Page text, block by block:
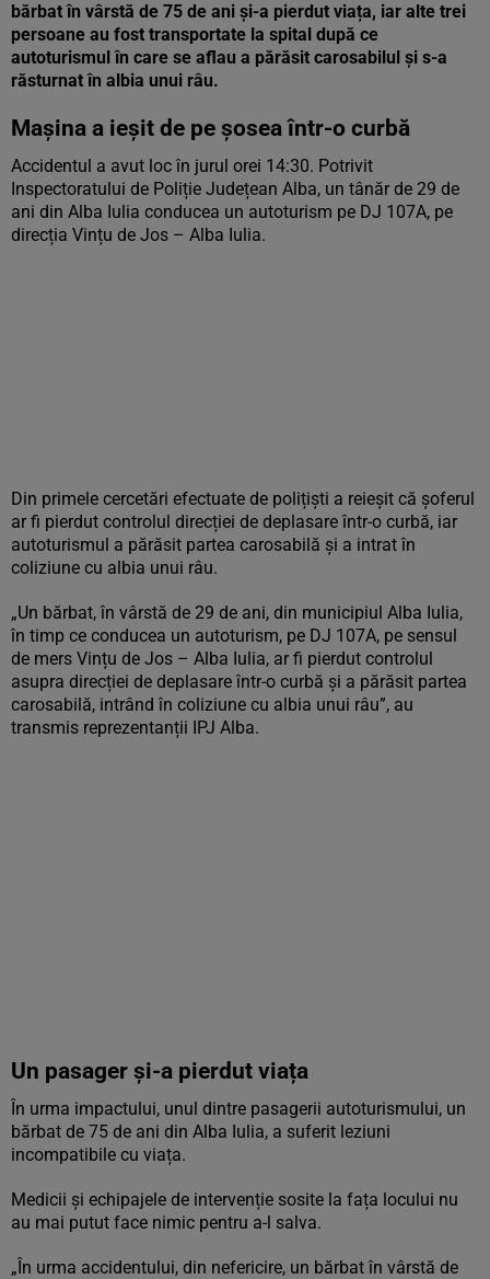
bărbat în vârstă de 75 de ani și-a pierdut viața, iar alte trei
persoane au fost transportate la spital după ce
autoturismul în care se aflau a părăsit carosabilul și s-a
răsturnat în albia unui râu.
Mașina a ieșit de pe șosea într-o curbă
Accidentul a avut loc în jurul orei 14:30. Potrivit
Inspectoratului de Poliție Județean Alba, un tânăr de 29 de
ani din Alba Iulia conducea un autoturism pe DJ 107A, pe
direcția Vințu de Jos – Alba Iulia.
Din primele cercetări efectuate de polițiști a reieșit că șoferul
ar fi pierdut controlul direcției de deplasare într-o curbă, iar
autoturismul a părăsit partea carosabilă și a intrat în
coliziune cu albia unui râu.
„Un bărbat, în vârstă de 29 de ani, din municipiul Alba Iulia,
în timp ce conducea un autoturism, pe DJ 107A, pe sensul
de mers Vințu de Jos – Alba Iulia, ar fi pierdut controlul
asupra direcției de deplasare într-o curbă și a părăsit partea
carosabilă, intrând în coliziune cu albia unui râu”, au
transmis reprezentanții IPJ Alba.
Un pasager și-a pierdut viața
În urma impactului, unul dintre pasagerii autoturismului, un
bărbat de 75 de ani din Alba Iulia, a suferit leziuni
incompatibile cu viața.
Medicii și echipajele de intervenție sosite la fața locului nu
au mai putut face nimic pentru a-l salva.
„În urma accidentului, din nefericire, un bărbat în vârstă de